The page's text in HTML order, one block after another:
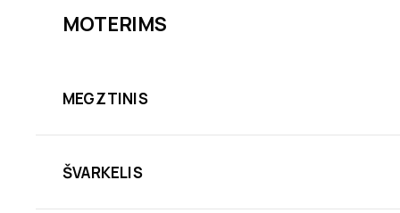
MOTERIMS
MEGZTINIS
ŠVARKELIS